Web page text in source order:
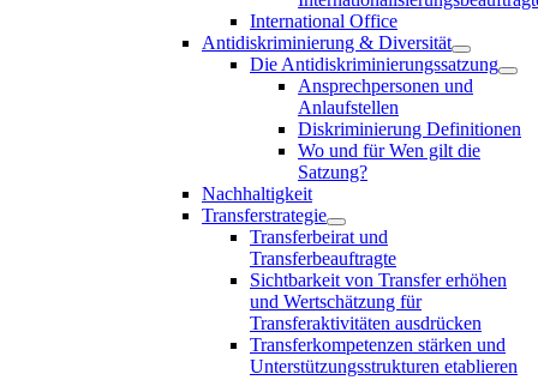
International Office
Antidiskriminierung & Diversität
Die Antidiskriminierungssatzung
Ansprechpersonen und
Anlaufstellen
Diskriminierung Definitionen
Wo und für Wen gilt die
Satzung?
Nachhaltigkeit
Transferstrategie
Transferbeirat und
Transferbeauftragte
Sichtbarkeit von Transfer erhöhen
und Wertschätzung für
Transferaktivitäten ausdrücken
Transferkompetenzen stärken und
Unterstützungsstrukturen etablieren